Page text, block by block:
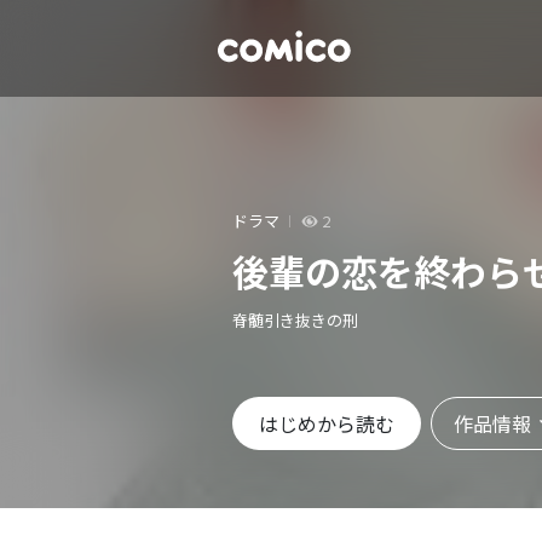
ドラマ 2
後輩の恋を終わら
脊髄引き抜きの刑
はじめから読む 作品情報